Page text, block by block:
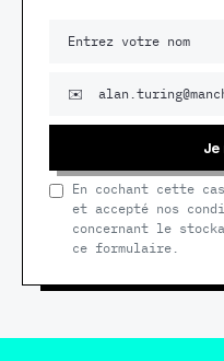
Je
En cochant cette
et accepté nos
concernant le
ce formulaire.